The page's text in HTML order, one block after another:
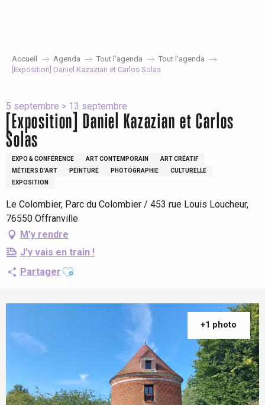
Accueil Agenda Tout l’agenda
Tout l’agenda
[Exposition] Daniel Kazazian et Carlos Solas
5 septembre > 13 septembre
[Exposition] Daniel Kazazian et Carlos
Solas
EXPO & CONFÉRENCE ART CONTEMPORAIN
ART CRÉATIF
MÉTIERS D’ART
PEINTURE PHOTOGRAPHIE
CULTURELLE
EXPOSITION
Le Colombier, Parc du Colombier / 453 rue Louis Loucheur,
76550 Offranville
M'y rendre
J'y vais en train !
Partager Ajouter aux favoris
+1 photo